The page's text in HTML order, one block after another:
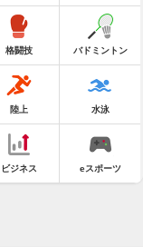
格闘技 バドミントン
陸上 水泳
ビジネス eスポーツ